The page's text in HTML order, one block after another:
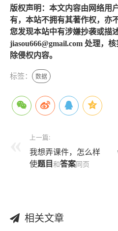
版权声明：本文内容由网络用
有，本站不拥有其著作权，亦
您发现本站中有涉嫌抄袭或描
jiasou666@gmail.com 处理，
除侵权内容。
标签： 数据
上一篇:
我想弄课件，怎么样
使题目和答案同页
相关文章